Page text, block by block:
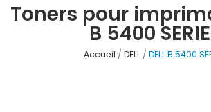
Toners pour
B 5400
Accueil DELL DELL B 5400